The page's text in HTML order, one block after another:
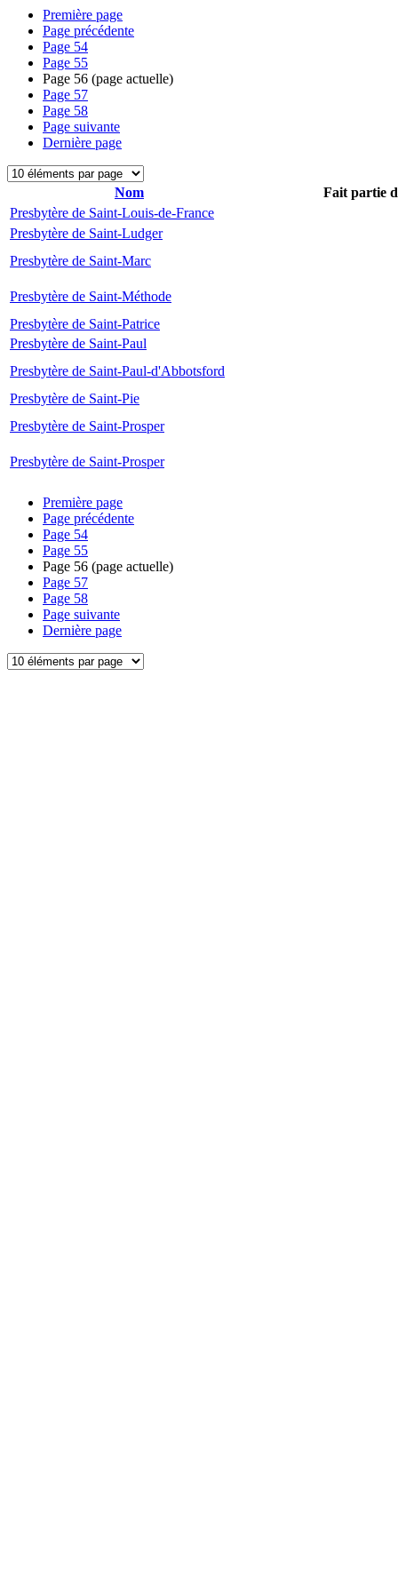
Première page
Page précédente
Page 54
Page 55
Page 56 (page actuelle)
Page 57
Page 58
Page suivante
Dernière page
Nom
Fait partie
Presbytère de Saint-Louis-de-France
Presbytère de Saint-Ludger
Presbytère de Saint-Marc
Presbytère de Saint-Méthode
Presbytère de Saint-Patrice
Presbytère de Saint-Paul
Presbytère de Saint-Paul-d'Abbotsford
Presbytère de Saint-Pie
Presbytère de Saint-Prosper
Presbytère de Saint-Prosper
Première page
Page précédente
Page 54
Page 55
Page 56 (page actuelle)
Page 57
Page 58
Page suivante
Dernière page